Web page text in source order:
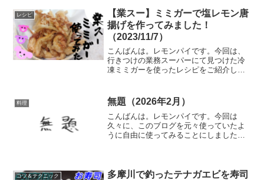
レシピ
【業スー】ミミガーで塩レモン唐
揚げを作ってみました！
（2023/11/7）
こんばんは。レモンパイです。今回は、
行きつけの業務スーパーにて見つけた冷
凍ミミガーを使ったレシピをご紹介しま
のは２品です。まず、実際に買ったミミ
ガーはこちらになります...
料理 無題（2026年2月）
こんばんは。レモンパイです。今回は
久々に、このブログを元々使っていたよ
うに自由に使ってみることにしました。
更新していた時期は、本題と...
コツ＆テクニック
多摩川で釣ったテナガエビを寿司